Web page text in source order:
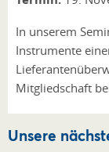
In unserem
Instrumente
Mitgliedschaft
Unsere